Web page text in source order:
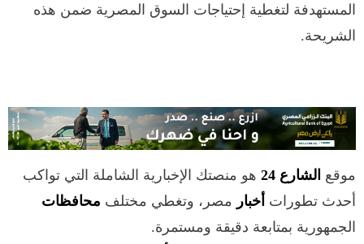
المستهدفة لتغطية إحتياجات السوق المصرية ضمن هذه
الشريحة.
موقع الشارع 24
هو منصتك الإخبارية الشاملة التي تواكب
أحدث تطورات أخبار مصر، وتغطي مختلف محافظات
الجمهورية بمتابعة دقيقة ومستمرة.